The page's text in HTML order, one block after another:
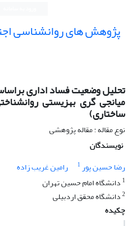
پژوهش های روانشناسی
تحلیل وضعیت فساد اداری
میانجی گری بهزیستی
ساختاری)
نوع مقاله : مقاله پژوهشی
نویسندگان
رضا حسین پور1 رامین غریب زاده
1 دانشگاه امام حسین تهران
2دانشگاه محقق اردبیلی
چکیده